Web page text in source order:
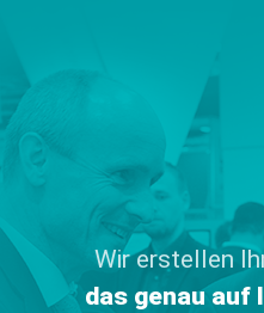
Wir erstellen
das genau auf